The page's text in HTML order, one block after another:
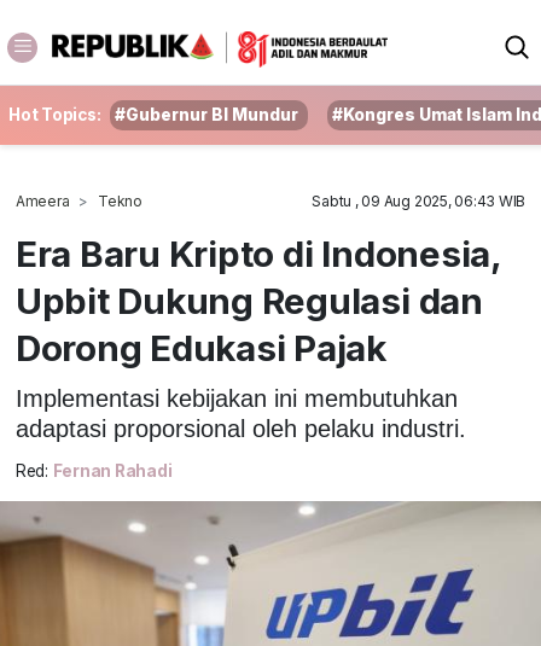
Hot Topics: #Gubernur BI Mundur #Kongres Umat Islam
Ameera Tekno Sabtu , 09 Aug 2025, 06:43 WIB
Era Baru Kripto di Indonesia,
Upbit Dukung Regulasi dan
Dorong Edukasi Pajak
Implementasi kebijakan ini membutuhkan
adaptasi proporsional oleh pelaku industri.
Red: Fernan Rahadi